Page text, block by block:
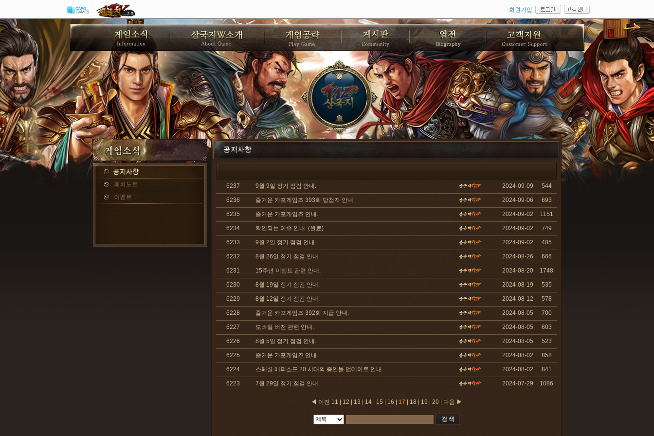
회원가입
6237 9월 9일 정기 점검 안내. 2024-09-09 544
6236 즐거운 카포게임즈 393회 당첨자 안내. 2024-09-06 693
6235 즐거운 카포게임즈 안내. 2024-09-02 1151
6234 확인되는 이슈 안내. (완료) 2024-09-02 749
6233 9월 2일 정기 점검 안내. 2024-09-02 485
6232 8월 26일 정기 점검 안내. 2024-08-26 666
6231 15주년 이벤트 관련 안내. 2024-08-20 1748
6230 8월 19일 정기 점검 안내. 2024-08-19 535
6229 8월 12일 정기 점검 안내. 2024-08-12 578
6228 즐거운 카포게임즈 392회 지급 안내. 2024-08-05 700
6227 모바일 버전 관련 안내. 2024-08-05 603
6226 8월 5일 정기 점검 안내. 2024-08-05 523
6225 즐거운 카포게임즈 안내. 2024-08-02 858
6224 스페셜 에피소드 20 시대의 증인들 업데이트 안내. 2024-08-02 841
6223 7월 29일 정기 점검 안내. 2024-07-29 1086
◀ 이전 11 12 13 14| 15 16 17 18 19 20| 다음 ▶